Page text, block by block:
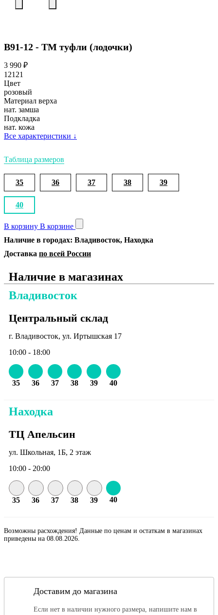
В91-12 - ТМ туфли (лодочки)
3 990 ₽
12121
Цвет
розовый
Материал верха
нат. замша
Подкладка
нат. кожа
Все характеристики ↓
Таблица размеров
35 36 37 38 39
40
В корзину В корзине
Наличие в городах: Владивосток, Находка
Доставка по всей России
Наличие в магазинах
Владивосток
Центральный склад
г. Владивосток, ул. Иртышская 17
10:00 - 18:00
35 36 37 38 39 40
Находка
ТЦ Апельсин
ул. Школьная, 1Б, 2 этаж
10:00 - 20:00
35 36 37 38 39 40
Возможны расхождения! Данные по ценам и остаткам в магазинах
приведены на 08.08.2026.
Доставим до магазина
Если нет в наличии нужного размера, напишите нам в